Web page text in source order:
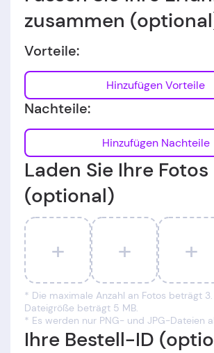
zusammen
Vorteile:
Hinzufügen Vorteile
Nachteile:
Hinzufügen Nachteile
Laden Sie Ihre
(optional)
+ + +
* Die maximale Anzahl an Fotos beträgt
Dateigröße beträgt 5 MB.
* Es werden nur PNG- und JPG-Dateien
Ihre Bestell-ID